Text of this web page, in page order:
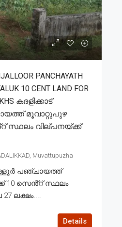
PANCHAYATH
10 CENT LAND FOR
കദളിക്കാട്
മൂവാറ്റുപുഴ
സ്ഥലം വില്പനയ്ക്ക്
Muvattupuzha
പഞ്ചായത്ത്
10 സെൻ്റ് സ്ഥലം
ലക്ഷം....
Details